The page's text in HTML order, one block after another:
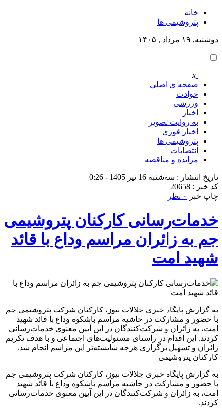
خانه
پتروشيمى ها
دوشنبه, ۱۹ مرداد , ۱۴۰۵
x
صفحه ی اصلی
حوادث
ورزشی
اخبار
به روایت تصویر
اخبار فوری
پتروشيمى ها
انتصابات
مزایده و مناقصه
تاریخ انتشار : سه‌شنبه 16 تیر 1405 - 0:26
کد خبر : 20658
چاپ خبر
۰ نظر
خدمات‌رسانی کارکنان پتروشیمی
جم به زائران مراسم وداع با قائد
شهید امت
به گزارش پایگاه خبری جلالات نیوز، کارکنان شرکت پتروشیمی جم
با حضور و مشارکت در حاشیه مراسم باشکوه وداع با قائد شهید
امت، به زائران و شرکت‌کنندگان در این آیین معنوی خدمات‌رسانی
کردند. این اقدام در راستای مسئولیت‌های اجتماعی و با هدف تکریم
زائران و تسهیل برگزاری هرچه شایسته‌تر این مراسم انجام شد.
کارکنان پتروشیمی
به گزارش پایگاه خبری جلالات نیوز، کارکنان شرکت پتروشیمی جم
با حضور و مشارکت در حاشیه مراسم باشکوه وداع با قائد شهید
امت، به زائران و شرکت‌کنندگان در این آیین معنوی خدمات‌رسانی
کردند.